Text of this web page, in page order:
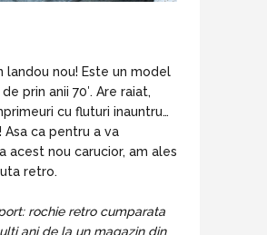
landou nou! Este un model
prin anii 70′. Are raiat,
cu fluturi inauntru…
Asa ca pentru a va
acest nou carucior, am ales
retro.
rochie retro cumparata
ani de la un magazin din